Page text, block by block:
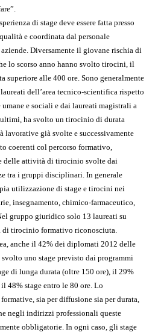
di stage deve essere fatta presso
e coordinata dal personale
Diversamente il giovane rischia di
lo scorso anno hanno svolto tirocini, il
superiore alle 400 ore. Sono generalmente
dell’area tecnico-scientifica rispetto
e sociali e dai laureati magistrali a
ha svolto un tirocinio di durata
lavorative già svolte e successivamente
coerenti col percorso formativo,
delle attività di tirocinio svolte dai
tra i gruppi disciplinari. In generale
utilizzazione di stage e tirocini nei
insegnamento, chimico-farmaceutico,
gruppo giuridico solo 13 laureati su
tirocinio formativo riconosciuta.
anche il 42% dei diplomati 2012 delle
uno stage previsto dai programmi
di lunga durata (oltre 150 ore), il 29%
48% stage entro le 80 ore. Lo
sia per diffusione sia per durata,
negli indirizzi professionali queste
obbligatorie. In ogni caso, gli stage